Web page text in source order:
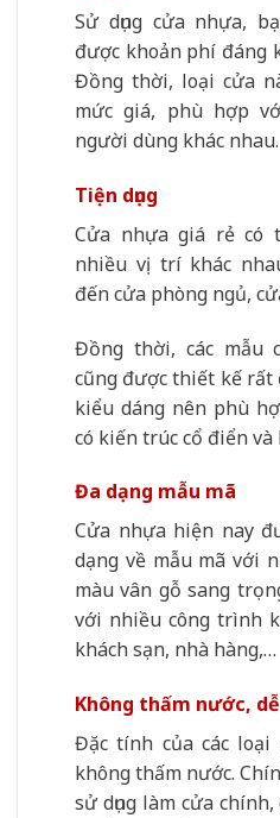
Sử dụng cửa nhựa,
được khoản phí đáng
Đồng thời, loại cửa
mức giá, phù hợp
người dùng khác nhau.
Tiện dụng
Cửa nhựa giá rẻ có
nhiều vị trí khác
đến cửa phòng ngủ,
Đồng thời, các mẫu
cũng được thiết kế rất
kiểu dáng nên phù
có kiến trúc cổ điển và
Đa dạng mẫu mã
Cửa nhựa hiện nay
dạng về mẫu mã với
màu vân gỗ sang
với nhiều công trình
khách sạn, nhà hàng,…
Không thấm nước,
Đặc tính của các
không thấm nước.
sử dụng làm cửa